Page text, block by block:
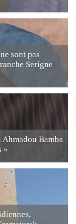
sont pas
Serigne
Bamba
»